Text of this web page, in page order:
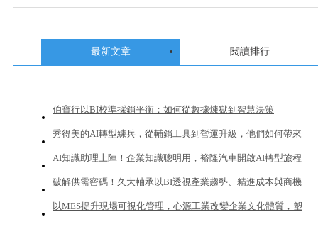
最新文章 閱讀排行
伯寶行以BI校準採銷平衡：如何從數據煉獄到智慧決策
秀得美的AI轉型練兵，從輔銷工具到營運升級，他們如何帶來
20%業績成長？
AI知識助理上陣！企業知識聰明用，裕隆汽車開啟AI轉型旅程
破解供需密碼！久大軸承以BI透視產業趨勢、精進成本與商機
管理
以MES提升現場可視化管理，心源工業改變企業文化體質，塑